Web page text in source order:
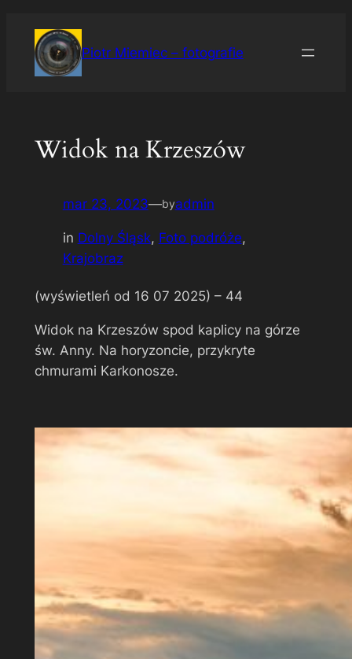
treści
Piotr Miemiec – fotografie
Widok na Krzeszów
mar 23, 2023—byadmin
in Dolny Śląsk, Foto podróże
Krajobraz
(wyświetleń od 16 07 2025) – 44
Widok na Krzeszów spod kaplicy na górze
św. Anny. Na horyzoncie, przykryte
chmurami Karkonosze.